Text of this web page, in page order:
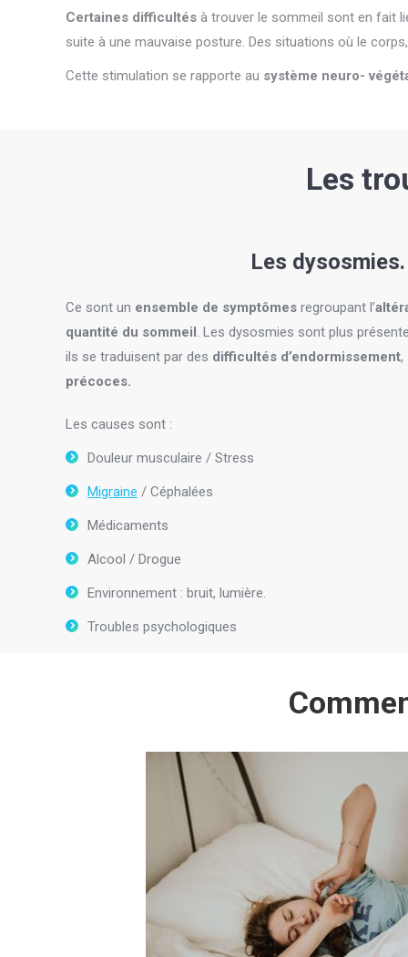
Certaines difficultés à trouver le sommeil sont en fait
suite à une mauvaise posture. Des situations où le
Cette stimulation se rapporte au système neuro-
Les
Les dysosmies.
Ce sont un ensemble de symptômes regroupant l’
quantité du sommeil. Les dysosmies sont plus
ils se traduisent par des difficultés d’endormissement,
précoces.
Les causes sont :
Douleur musculaire / Stress
Migraine / Céphalées
Médicaments
Alcool / Drogue
Environnement : bruit, lumière.
Troubles psychologiques